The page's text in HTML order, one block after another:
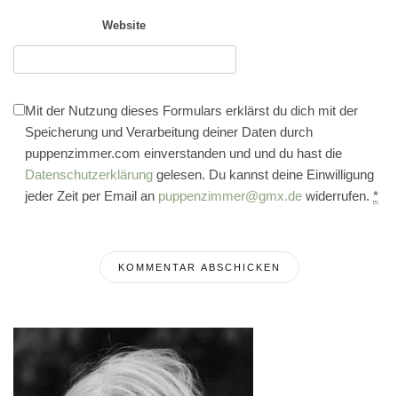
Website
Mit der Nutzung dieses Formulars erklärst du dich mit der
Speicherung und Verarbeitung deiner Daten durch
puppenzimmer.com einverstanden und und du hast die
Datenschutzerklärung gelesen. Du kannst deine Einwilligung
jeder Zeit per Email an puppenzimmer@gmx.de widerrufen. *